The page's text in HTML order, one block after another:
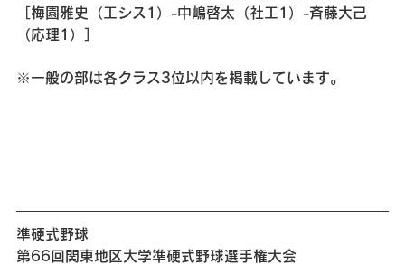
［梅園雅史（工シス1）-中嶋啓太（社工1）-斉藤大己
（応理1）］
※一般の部は各クラス3位以内を掲載しています。
準硬式野球
第66回関東地区大学準硬式野球選手権大会